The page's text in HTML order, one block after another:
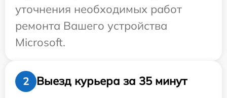
уточнения необходимых работ
ремонта Вашего устройства
Microsoft.
2
Выезд курьера за 35 минут